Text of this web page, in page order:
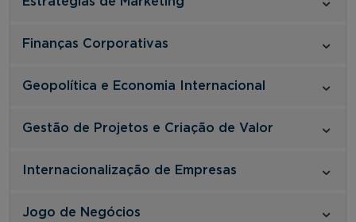
Finanças Corporativas
Geopolítica e Economia Internacional
Gestão de Projetos e Criação de Valor
Internacionalização de Empresas
Jogo de Negócios